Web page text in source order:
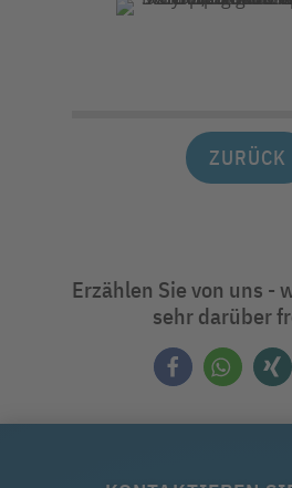
ZURÜCK
Erzählen Sie von uns -
sehr darüber